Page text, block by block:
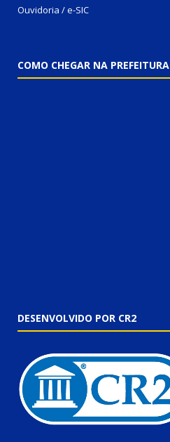
Ouvidoria / e-SIC
COMO CHEGAR NA PREFEITURA
DESENVOLVIDO POR CR2